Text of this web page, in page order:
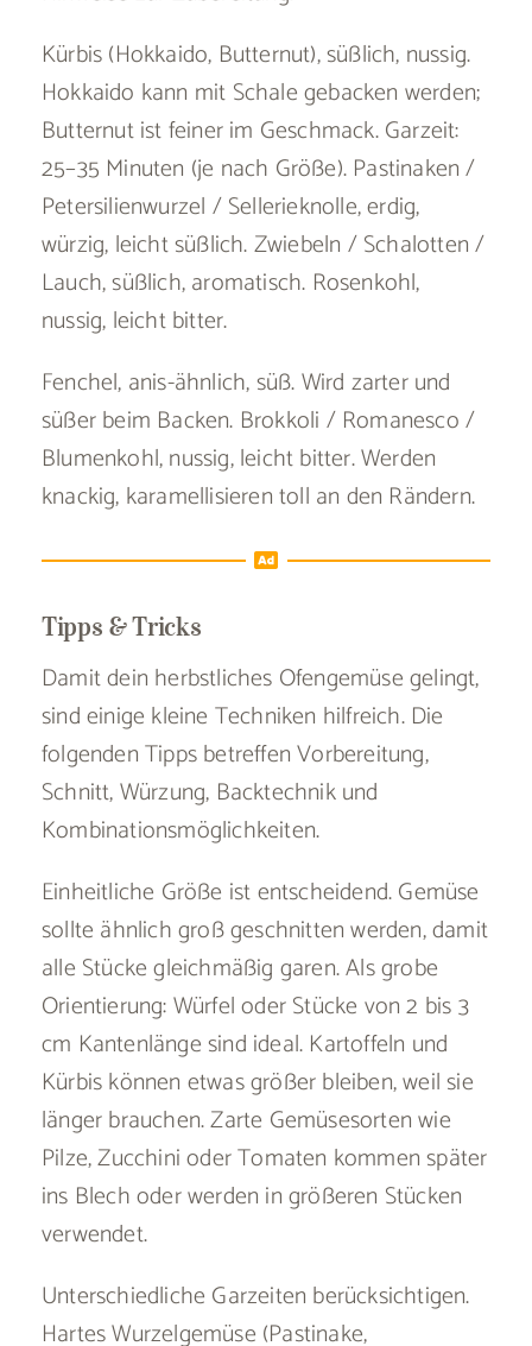
Kürbis (Hokkaido, Butternut), süßlich, nussig.
Hokkaido kann mit Schale gebacken werden;
Butternut ist feiner im Geschmack. Garzeit:
25–35 Minuten (je nach Größe). Pastinaken /
Petersilienwurzel / Sellerieknolle, erdig,
würzig, leicht süßlich. Zwiebeln / Schalotten /
Lauch, süßlich, aromatisch. Rosenkohl,
nussig, leicht bitter.
Fenchel, anis-ähnlich, süß. Wird zarter und
süßer beim Backen. Brokkoli / Romanesco /
Blumenkohl, nussig, leicht bitter. Werden
knackig, karamellisieren toll an den Rändern.
Tipps & Tricks
Damit dein herbstliches Ofengemüse gelingt,
sind einige kleine Techniken hilfreich. Die
folgenden Tipps betreffen Vorbereitung,
Schnitt, Würzung, Backtechnik und
Kombinationsmöglichkeiten.
Einheitliche Größe ist entscheidend. Gemüse
sollte ähnlich groß geschnitten werden, damit
alle Stücke gleichmäßig garen. Als grobe
Orientierung: Würfel oder Stücke von 2 bis 3
cm Kantenlänge sind ideal. Kartoffeln und
Kürbis können etwas größer bleiben, weil sie
länger brauchen. Zarte Gemüsesorten wie
Pilze, Zucchini oder Tomaten kommen später
ins Blech oder werden in größeren Stücken
verwendet.
Unterschiedliche Garzeiten berücksichtigen.
Hartes Wurzelgemüse (Pastinake,